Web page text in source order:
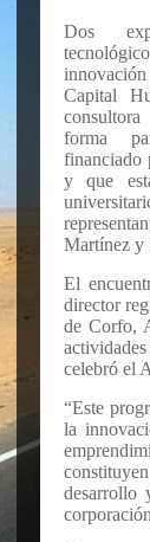
Dos
Capital
forma
financiado
y que
Martínez y
El
director
de Corfo,
celebró el
“Este
la
desarrollo